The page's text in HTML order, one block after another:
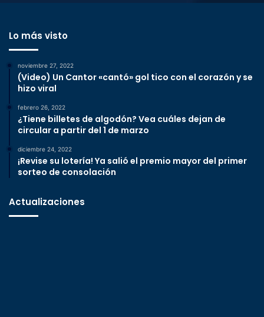
Lo más visto
noviembre 27, 2022
(Video) Un Cantor «cantó» gol tico con el corazón y se
hizo viral
febrero 26, 2022
¿Tiene billetes de algodón? Vea cuáles dejan de
circular a partir del 1 de marzo
diciembre 24, 2022
¡Revise su lotería! Ya salió el premio mayor del primer
sorteo de consolación
Actualizaciones